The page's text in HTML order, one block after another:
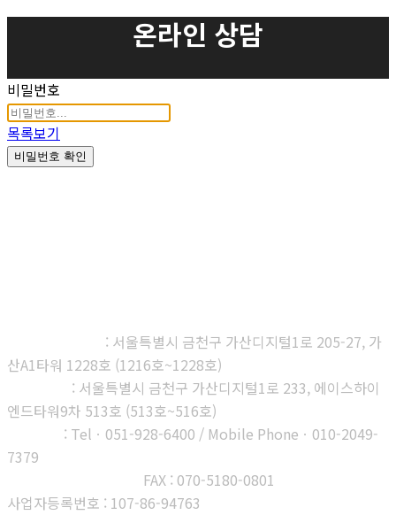
온라인 상담
비밀번호
목록보기
비밀번호 확인
: 서울특별시 금천구 가산디지털1로 205-27, 가
산A1타워 1228호 (1216호~1228호)
: 서울특별시 금천구 가산디지털1로 233, 에이스하이
엔드타워9차 513호 (513호~516호)
: Telㆍ051-928-6400 / Mobile Phoneㆍ010-2049-
7379
FAX : 070-5180-0801
사업자등록번호 : 107-86-94763